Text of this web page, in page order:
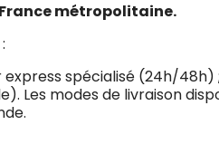
métropolitaine.
spécialisé (24h/
modes de livraison